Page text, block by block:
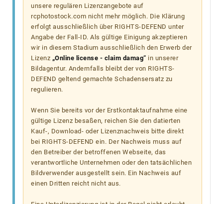
unsere regulären Lizenzangebote auf
rcphotostock.com nicht mehr möglich. Die Klärung
erfolgt ausschließlich über RIGHTS-DEFEND unter
Angabe der Fall-ID. Als gültige Einigung akzeptieren
wir in diesem Stadium ausschließlich den Erwerb der
Lizenz „Online license - claim damag“ in unserer
Bildagentur. Andernfalls bleibt der von RIGHTS-
DEFEND geltend gemachte Schadensersatz zu
regulieren.
Wenn Sie bereits vor der Erstkontaktaufnahme eine
gültige Lizenz besaßen, reichen Sie den datierten
Kauf-, Download- oder Lizenznachweis bitte direkt
bei RIGHTS-DEFEND ein. Der Nachweis muss auf
den Betreiber der betroffenen Webseite, das
verantwortliche Unternehmen oder den tatsächlichen
Bildverwender ausgestellt sein. Ein Nachweis auf
einen Dritten reicht nicht aus.